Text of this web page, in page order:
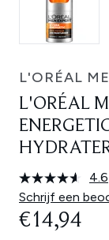
L'ORÉAL
L'ORÉAL
4.6
Schrijf een
€14,94